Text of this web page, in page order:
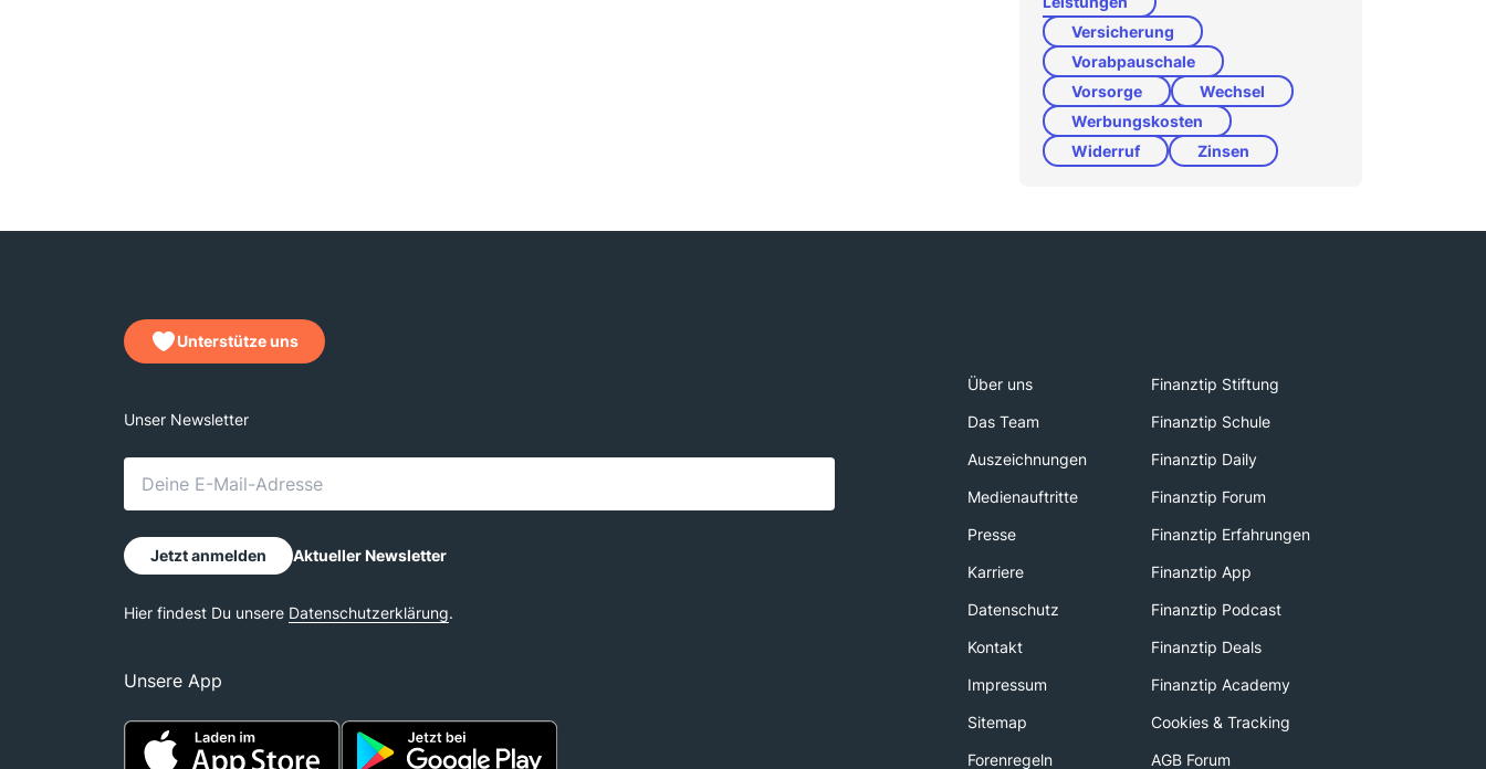
Versicherung
Vorabpauschale
Vorsorge
Wechsel
Werbungskosten
Widerruf
Zinsen
Unterstütze uns
Unsere App
Über uns
Finanztip Stiftung
Das Team
Finanztip Schule
Auszeichnungen
Finanztip Daily
Medienauftritte
Finanztip Forum
Presse
Finanztip Erfahrungen
Karriere
Finanztip App
Datenschutz
Finanztip Podcast
Kontakt
Finanztip Deals
Impressum
Finanztip Academy
Sitemap
Cookies & Tracking
Forenregeln
AGB Forum